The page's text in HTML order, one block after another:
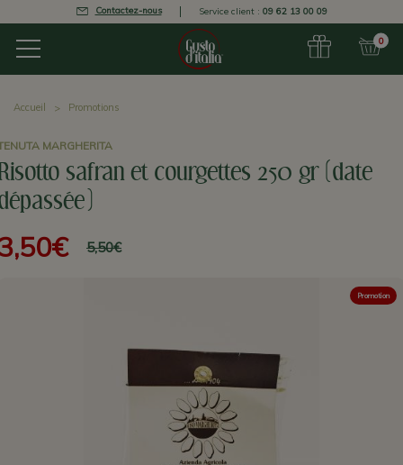
Contactez-nous Service client : 09 62 13 00 09
0
Accueil Promotions
MARGHERITA
safran et courgettes 250 gr (date
5,50€
Promotion